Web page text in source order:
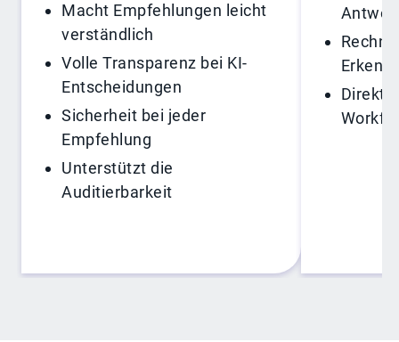
Macht Empfehlungen leicht
verständlich
Volle Transparenz bei KI-
Entscheidungen
Sicherheit bei jeder
Empfehlung
Unterstützt die
Auditierbarkeit